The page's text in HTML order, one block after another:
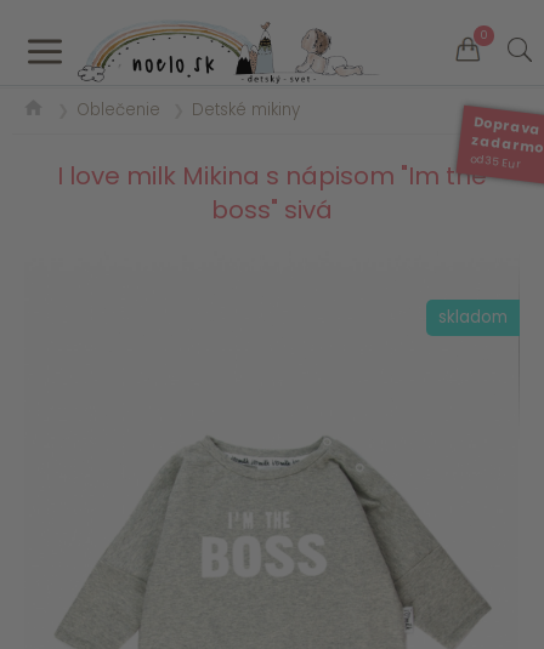
a 0
Doprava
od 35 Eur
Oblečenie Detské mikiny
I love milk Mikina s nápisom "Im the
boss" sivá
skladom